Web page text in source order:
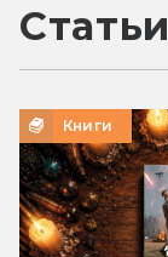
Статьи
Книги